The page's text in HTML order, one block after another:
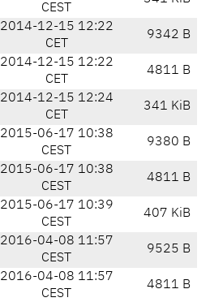
CEST
2014-12-15 12:22
CET
9342 B
2014-12-15 12:22
CET
4811 B
2014-12-15 12:24
CET
341 KiB
2015-06-17 10:38
CEST
9380 B
2015-06-17 10:38
CEST
4811 B
2015-06-17 10:39
CEST
407 KiB
2016-04-08 11:57
CEST
9525 B
2016-04-08 11:57
CEST
4811 B